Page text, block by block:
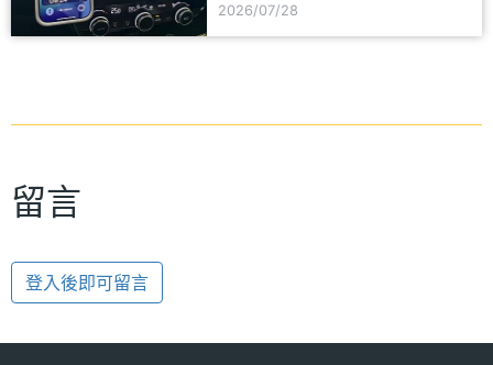
2026/07/28
留言
登入後即可留言